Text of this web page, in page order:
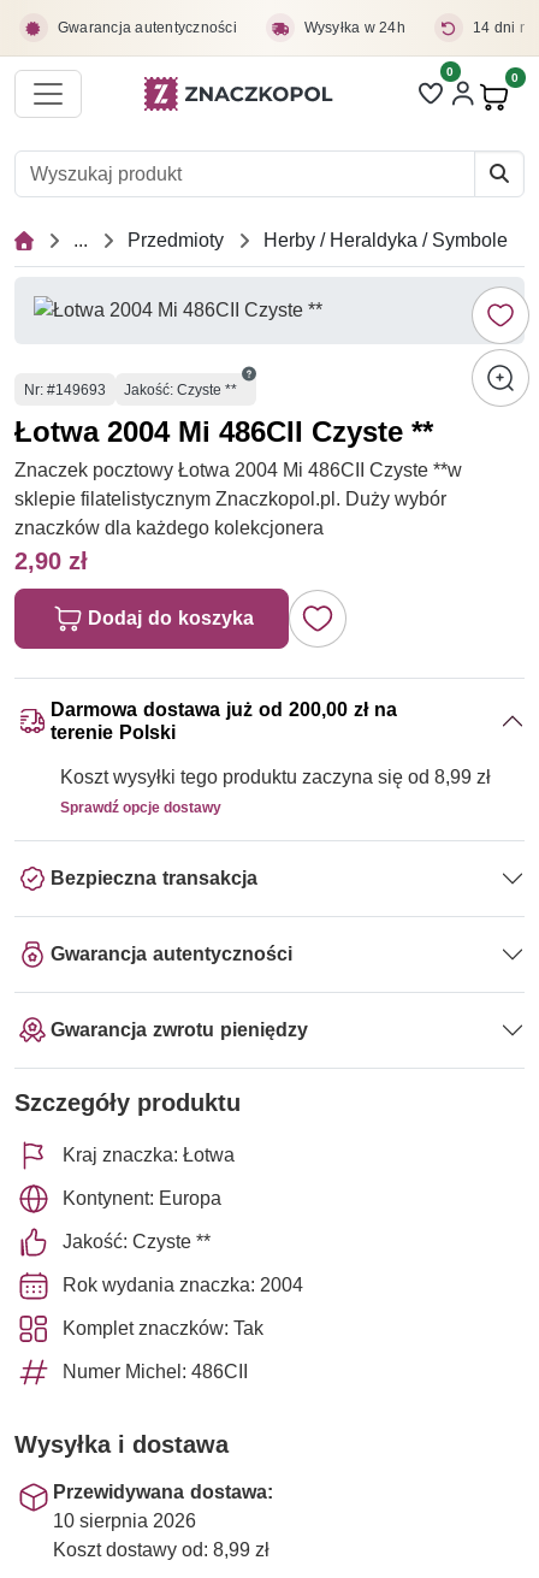
Gwarancja autentyczności Wysyłka w 24h 14 dni
Liczba pozycji
0 0
... Przedmioty Herby / Heraldyka / Symbole
Numer
Nr: #149693 Jakość: Czyste **
Łotwa 2004 Mi 486CII Czyste **
Znaczek pocztowy Łotwa 2004 Mi 486CII Czyste **w
sklepie filatelistycznym Znaczkopol.pl. Duży wybór
znaczków dla każdego kolekcjonera
2,90 zł
Dodaj do koszyka
Darmowa dostawa już od 200,00 zł na
terenie Polski
Koszt wysyłki tego produktu zaczyna się od 8,99 zł
Sprawdź opcje dostawy
Bezpieczna transakcja
Gwarancja autentyczności
Gwarancja zwrotu pieniędzy
Szczegóły produktu
Kraj znaczka: Łotwa
Kontynent: Europa
Jakość: Czyste **
Rok wydania znaczka: 2004
Komplet znaczków: Tak
Numer Michel: 486CII
Wysyłka i dostawa
Przewidywana dostawa:
10 sierpnia 2026
Koszt dostawy od: 8,99 zł